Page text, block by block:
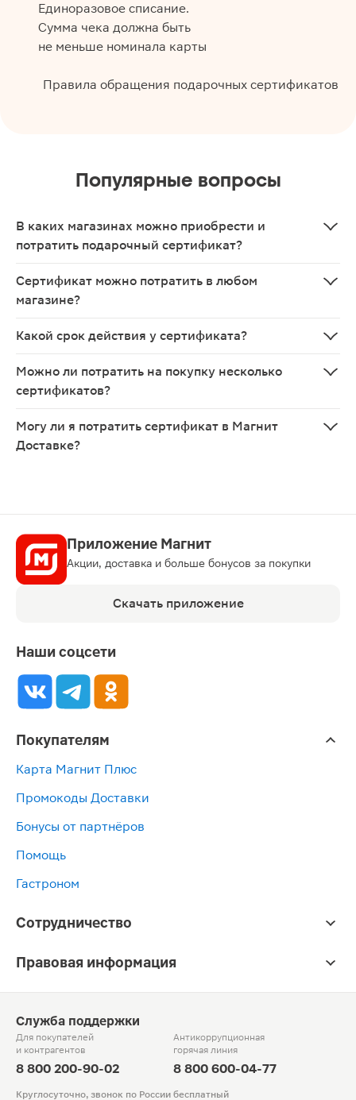
Единоразовое списание.
Сумма чека должна быть
не меньше номинала карты
Правила обращения подарочных сертификатов
Популярные вопросы
В каких магазинах можно приобрести и
потратить подарочный сертификат?
Сертификат можно потратить в любом
магазине?
Какой срок действия у сертификата?
Можно ли потратить на покупку несколько
сертификатов?
Могу ли я потратить сертификат в Магнит
Доставке?
Приложение Магнит
Акции, доставка и больше бонусов за покупки
Скачать приложение
Наши соцсети
Покупателям
Карта Магнит Плюс
Промокоды Доставки
Бонусы от партнёров
Помощь
Гастроном
Сотрудничество
Правовая информация
Служба поддержки
Для покупателей
и контрагентов
8 800 200-90-02
Антикоррупционная
горячая линия
8 800 600-04-77
Круглосуточно, звонок по России бесплатный